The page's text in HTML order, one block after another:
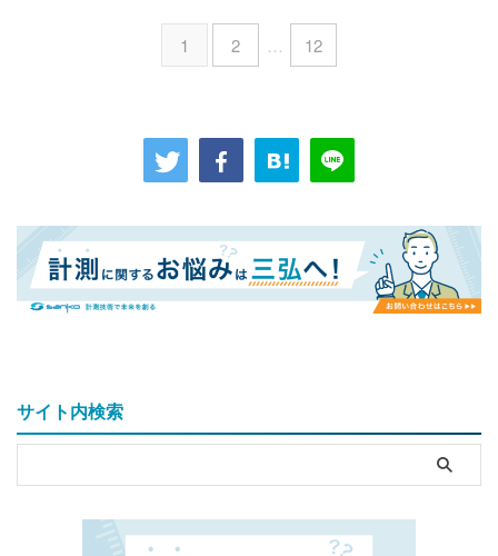
1 2 … 12
サイト内検索